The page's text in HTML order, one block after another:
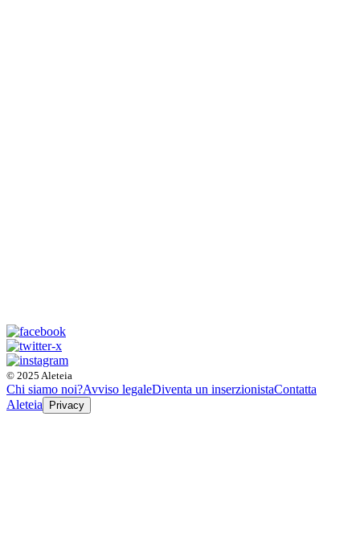
© 2025 Aleteia
Chi siamo noi?Avviso legaleDiventa un inserzionistaContatta
Aleteia
Privacy